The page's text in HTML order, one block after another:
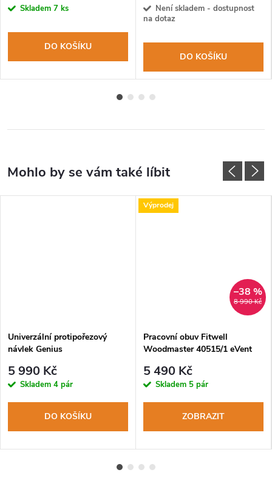
cena:Skladem 7 ks
DO KOŠÍKU
cena:Není skladem - dostupnost
na dotaz
DO KOŠÍKU
Univerzální protipořezový
návlek Genius
5 990 Kč
Skladem 4 pár
DO KOŠÍKU
Výprodej
8 990 Kč
–38 %
Pracovní obuv Fitwell
Woodmaster 40515/1 eVent
5 490 Kč
Skladem 5 pár
ZOBRAZIT